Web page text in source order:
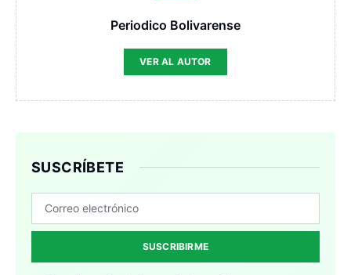
Periodico Bolivarense
VER AL AUTOR
SUSCRÍBETE
SUSCRIBIRME